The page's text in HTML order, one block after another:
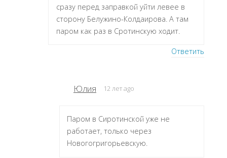
сразу перед заправкой уйти левее в
сторону Белужино-Колдаирова. А там
паром как раз в Сротинскую ходит.
Ответить
Юлия 12 лет ago
Паром в Сиротинской уже не
работает, только через
Новогогригорьевскую.